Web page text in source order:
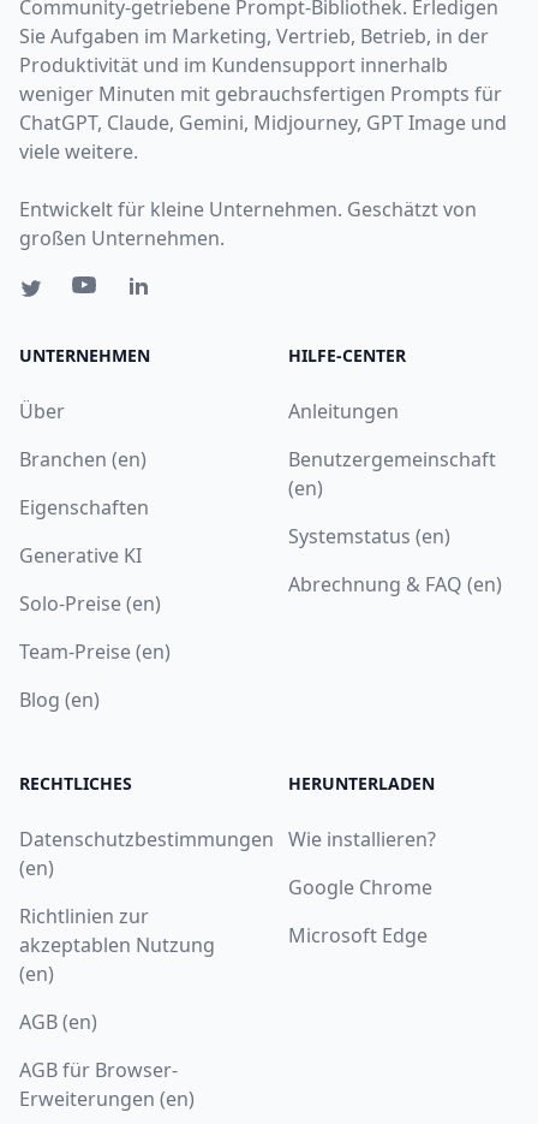
Community-getriebene Prompt-Bibliothek. Erledigen
Sie Aufgaben im Marketing, Vertrieb, Betrieb, in der
Produktivität und im Kundensupport innerhalb
weniger Minuten mit gebrauchsfertigen Prompts für
ChatGPT, Claude, Gemini, Midjourney, GPT Image und
viele weitere.
Entwickelt für kleine Unternehmen. Geschätzt von
großen Unternehmen.
UNTERNEHMEN
Über
Branchen (en)
Eigenschaften
Generative KI
Solo-Preise (en)
Team-Preise (en)
Blog (en)
HILFE-CENTER
Anleitungen
Benutzergemeinschaft
(en)
Systemstatus (en)
Abrechnung & FAQ (en)
RECHTLICHES
Datenschutzbestimmungen
(en)
Richtlinien zur
akzeptablen Nutzung
(en)
AGB (en)
AGB für Browser-
Erweiterungen (en)
HERUNTERLADEN
Wie installieren?
Google Chrome
Microsoft Edge